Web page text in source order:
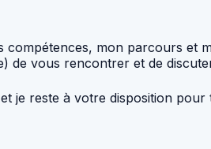
mon parcours et
de vous rencontrer et de
je reste à votre disposition